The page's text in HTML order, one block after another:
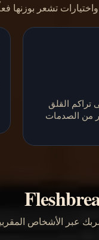
تشعر بوزنها
تراكم القلق
من الصدمات
عبر الأشخاص